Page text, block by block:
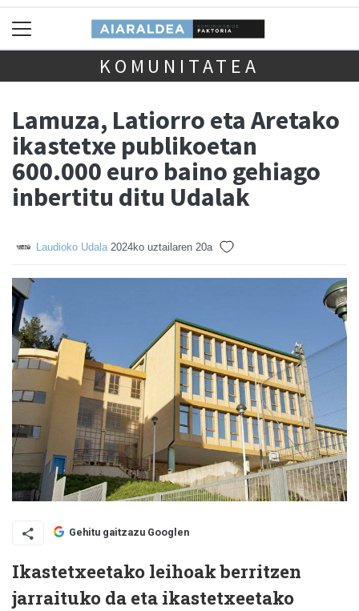
KOMUNITATEA
Lamuza, Latiorro eta Aretako
ikastetxe publikoetan
600.000 euro baino gehiago
inbertitu ditu Udalak
Laudioko Udala 2024ko uztailaren 20a
Gehitu gaitzazu Googlen
Ikastetxeetako leihoak berritzen
jarraituko da eta ikastetxeetako